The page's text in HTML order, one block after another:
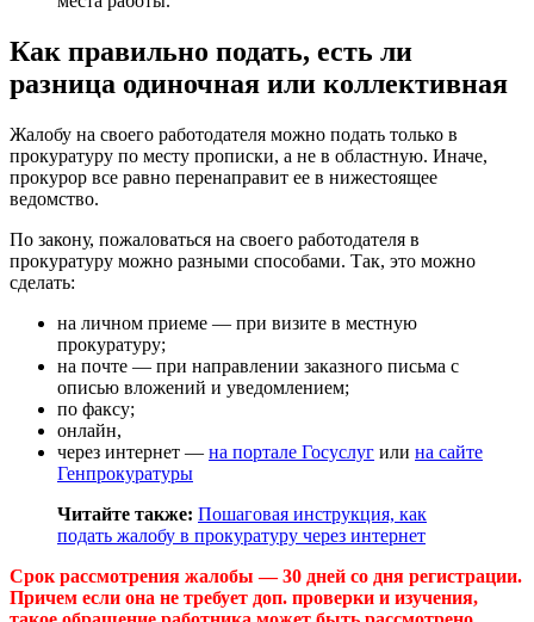
Как правильно подать, есть ли
разница одиночная или коллективная
Жалобу на своего работодателя можно подать только в
прокуратуру по месту прописки, а не в областную. Иначе,
прокурор все равно перенаправит ее в нижестоящее
ведомство.
По закону, пожаловаться на своего работодателя в
прокуратуру можно разными способами. Так, это можно
сделать:
на личном приеме — при визите в местную
прокуратуру;
на почте — при направлении заказного письма с
описью вложений и уведомлением;
по факсу;
онлайн,
через интернет — на портале Госуслуг или на сайте
Генпрокуратуры
Читайте также: Пошаговая инструкция, как
подать жалобу в прокуратуру через интернет
Срок рассмотрения жалобы — 30 дней со дня регистрации.
Причем если она не требует доп. проверки и изучения,